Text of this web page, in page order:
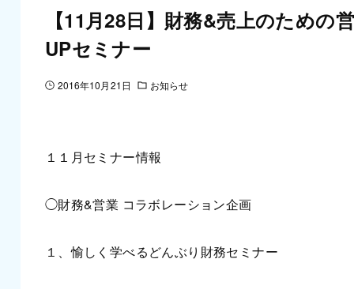
【11月28日】財務&売上のための
UPセミナー
2016年10月21日 お知らせ
１１月セミナー情報
◯財務&営業 コラボレーション企画
１、愉しく学べるどんぶり財務セミナー